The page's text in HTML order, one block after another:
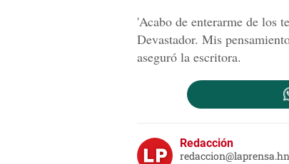
'Acabo de enterarme de los
Devastador. Mis
aseguró la escritora.
Redacción
redaccion@laprensa.hn